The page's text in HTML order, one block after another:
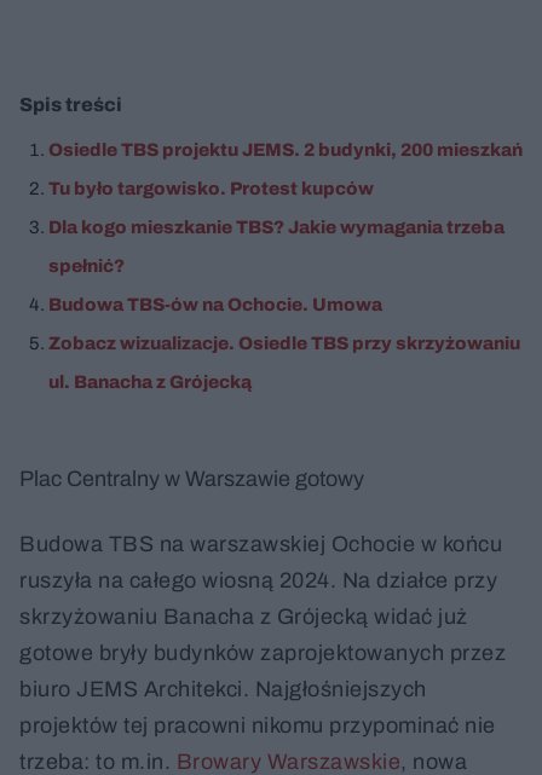
Spis treści
Osiedle TBS projektu JEMS. 2 budynki, 200 mieszkań
Tu było targowisko. Protest kupców
Dla kogo mieszkanie TBS? Jakie wymagania trzeba
spełnić?
Budowa TBS-ów na Ochocie. Umowa
Zobacz wizualizacje. Osiedle TBS przy skrzyżowaniu
ul. Banacha z Grójecką
Plac Centralny w Warszawie gotowy
Budowa TBS na warszawskiej Ochocie w końcu
ruszyła na całego wiosną 2024. Na działce przy
skrzyżowaniu Banacha z Grójecką widać już
gotowe bryły budynków zaprojektowanych przez
biuro JEMS Architekci. Najgłośniejszych
projektów tej pracowni nikomu przypominać nie
trzeba: to m.in. Browary Warszawskie, nowa